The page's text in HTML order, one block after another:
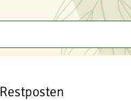
Restposten